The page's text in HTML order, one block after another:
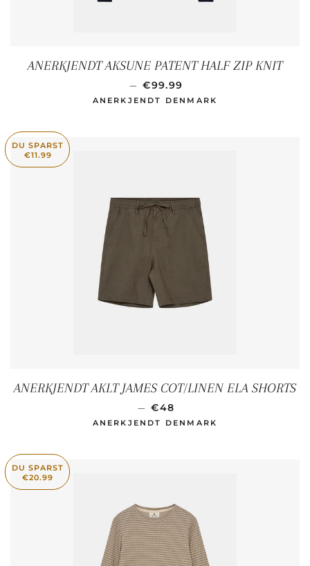
ANERKJENDT AKSUNE PATENT HALF ZIP KNIT
— NORMALER PREIS
€99.99
ANERKJENDT DENMARK
DU SPARST
€11.99
ANERKJENDT AKLT JAMES COT/LINEN ELA SHORTS
— SONDERPREIS
€48
ANERKJENDT DENMARK
DU SPARST
€20.99